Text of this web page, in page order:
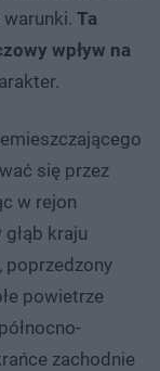
Ta
wpływ na
się przez
w rejon
kraju
poprzedzony
powietrze
zachodnie